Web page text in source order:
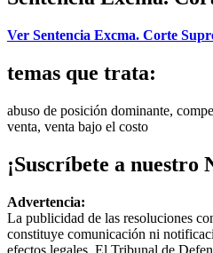
Ver Sentencia Excma. Corte
temas que trata:
abuso de posición dominante,
venta, venta bajo el costo
¡Suscríbete a nuestro
Advertencia:
La publicidad de las resoluciones
constituye comunicación ni
efectos legales. El Tribunal de